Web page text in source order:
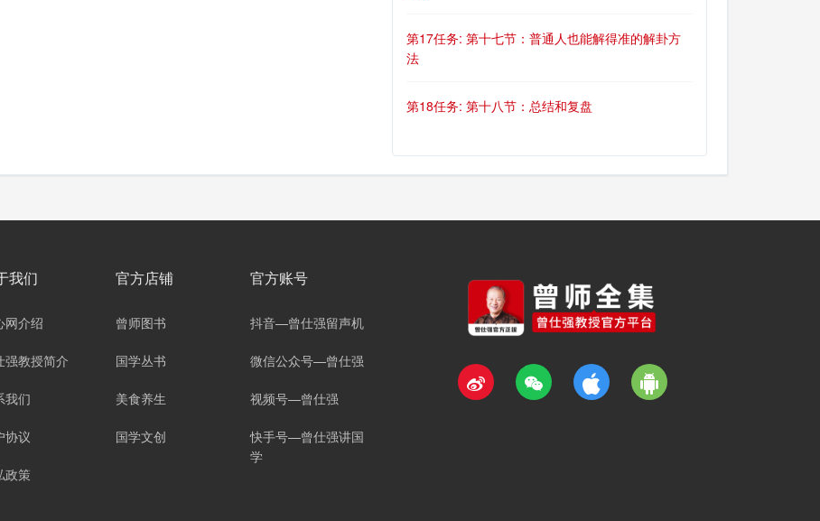
第17任务: 第十七节：普通人也能解得准的解卦方
法
第18任务: 第十八节：总结和复盘
我们
网介绍
强教授简介
我们
协议
政策
官方店铺
曾师图书
国学丛书
美食养生
国学文创
官方账号
抖音—曾仕强留声机
微信公众号—曾仕强
视频号—曾仕强
快手号—曾仕强讲国
学